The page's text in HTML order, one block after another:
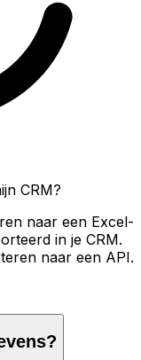
CRM?
naar een Excel-
in je CRM.
naar een API.